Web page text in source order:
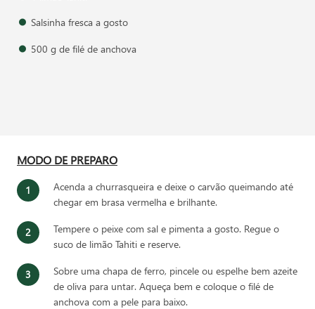
Salsinha fresca a gosto
500 g de filé de anchova
MODO DE PREPARO
Acenda a churrasqueira e deixe o carvão queimando até
chegar em brasa vermelha e brilhante.
Tempere o peixe com sal e pimenta a gosto. Regue o
suco de limão Tahiti e reserve.
Sobre uma chapa de ferro, pincele ou espelhe bem azeite
de oliva para untar. Aqueça bem e coloque o filé de
anchova com a pele para baixo.